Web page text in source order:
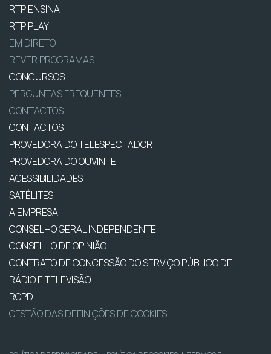
RTP ENSINA
RTP PLAY
EM DIRETO
REVER PROGRAMAS
CONCURSOS
PERGUNTAS FREQUENTES
CONTACTOS
CONTACTOS
PROVEDORA DO TELESPECTADOR
PROVEDORA DO OUVINTE
ACESSIBILIDADES
SATÉLITES
A EMPRESA
CONSELHO GERAL INDEPENDENTE
CONSELHO DE OPINIÃO
CONTRATO DE CONCESSÃO DO SERVIÇO PÚBLICO DE
RÁDIO E TELEVISÃO
RGPD
GESTÃO DAS DEFINIÇÕES DE COOKIES